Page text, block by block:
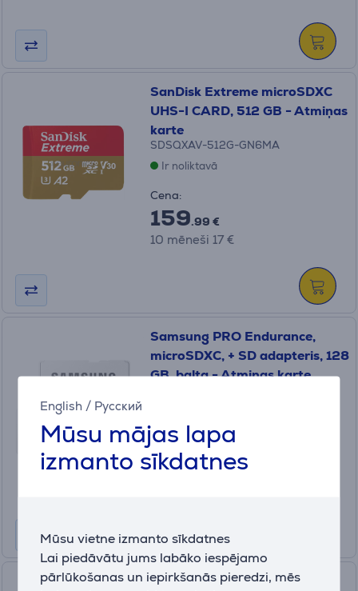
English / Русский
Mūsu mājas lapa
izmanto sīkdatnes
Mūsu vietne izmanto sīkdatnes
Lai piedāvātu jums labāko iespējamo
pārlūkošanas un iepirkšanās pieredzi, mēs
SanDisk Extreme microSDXC
UHS-I CARD, 512 GB - Atmiņas
karte
SDSQXAV-512G-GN6MA
Ir noliktavā
Cena:
159.99 €
10 mēneši 17 €
Samsung PRO Endurance,
microSDXC, + SD adapteris, 128
GB, balta - Atmiņas karte
Cena:
81.99 €
SanDisk Ultra microSDXC, +